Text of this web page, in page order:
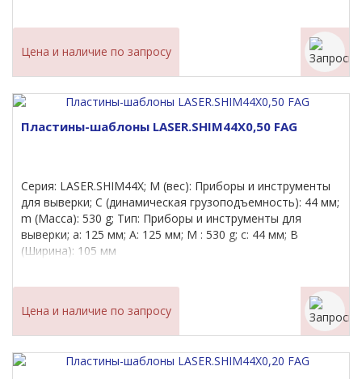
Цена и наличие по запросу
Пластины-шаблоны LASER.SHIM44X0,50 FAG
Серия: LASER.SHIM44X; M (вес): Приборы и инструменты
для выверки; C (динамическая грузоподъемность): 44 мм;
m (Масса): 530 g; Тип: Приборы и инструменты для
выверки; a: 125 мм; A: 125 мм; M : 530 g; c: 44 мм; B
(Ширина): 105 мм
Цена и наличие по запросу